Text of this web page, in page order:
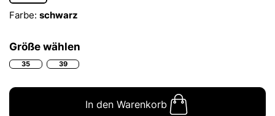
Farbe: schwarz
Größe wählen
35 39
In den Warenkorb